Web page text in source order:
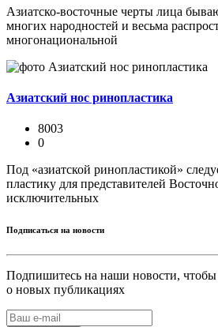
Азиатско-восточные черты лица
многих народностей и весьма
многонациональной
Азиатский нос ринопластика
8003
0
Под «азиатской ринопластикой»
пластику для представителей
исключительных
Подписаться на новости
Подпишитесь на наши новости,
о новых публикациях